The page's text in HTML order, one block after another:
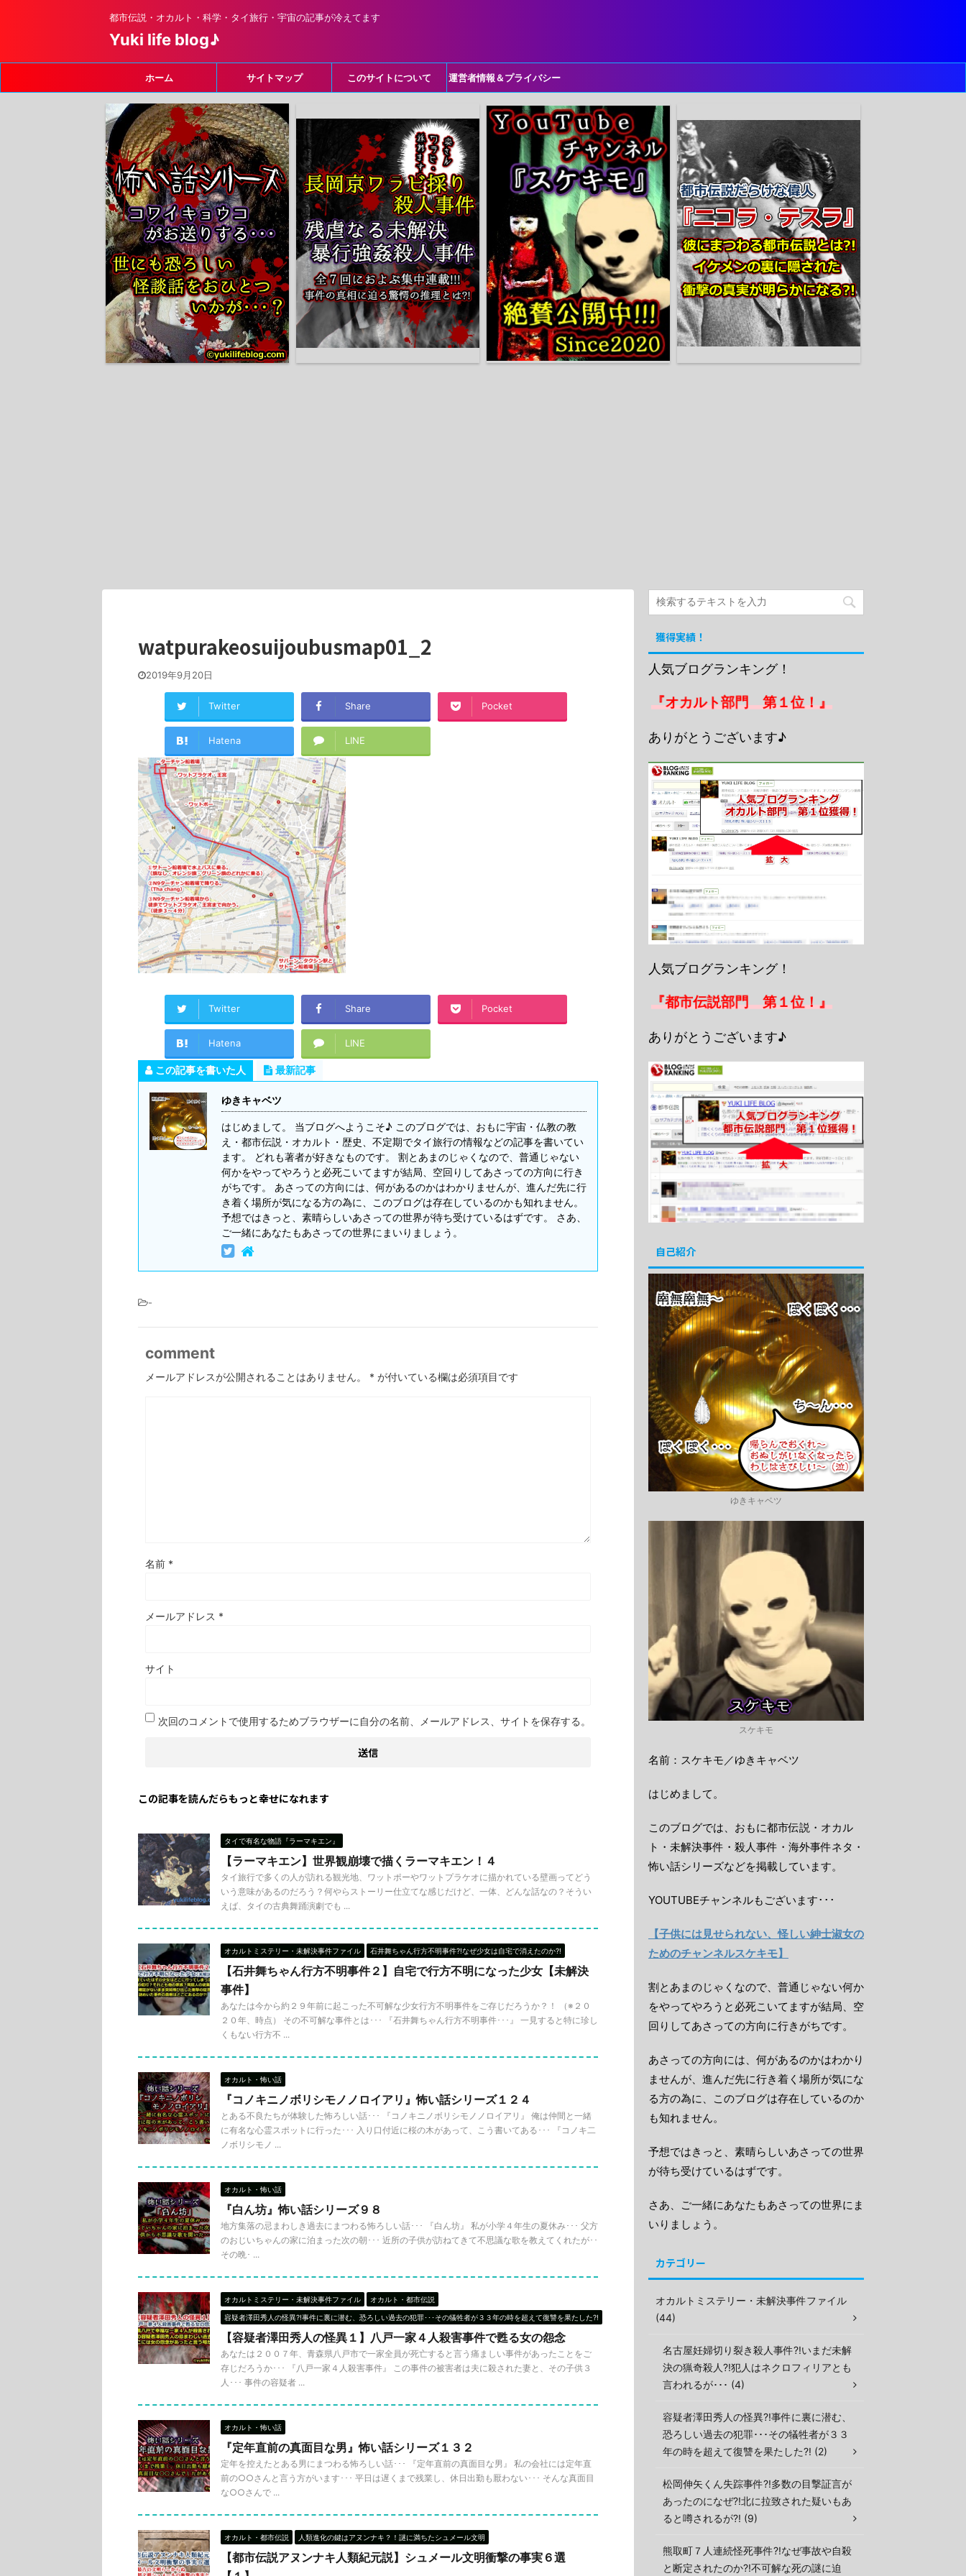
都市伝説・オカルト・科学・タイ旅行・宇宙の記事が冷えてます
Yuki life blog♪
ホーム サイトマップ このサイトについて 運営者情報＆プライバシー
ポリシー
watpurakeosuijoubusmap01_2
2019年9月20日
Twitter Share Pocket
Hatena LINE
Twitter Share Pocket
Hatena LINE
この記事を書いた人 最新記事
ゆきキャベツ
はじめまして。 当ブログへようこそ♪ このブログでは、おもに宇宙・仏教の教
え・都市伝説・オカルト・歴史、不定期でタイ旅行の情報などの記事を書いてい
ます。 どれも著者が好きなものです。 割とあまのじゃくなので、普通じゃない
何かをやってやろうと必死こいてますが結局、空回りしてあさっての方向に行き
がちです。 あさっての方向には、何があるのかはわかりませんが、進んだ先に行
き着く場所が気になる方の為に、このブログは存在しているのかも知れません。
予想ではきっと、素晴らしいあさっての世界が待ち受けているはずです。 さあ、
ご一緒にあなたもあさっての世界にまいりましょう。
-
comment
メールアドレスが公開されることはありません。 * が付いている欄は必須項目です
名前 *
メールアドレス *
サイト
次回のコメントで使用するためブラウザーに自分の名前、メールアドレス、サイトを保存する。
この記事を読んだらもっと幸せになれます
タイで有名な物語『ラーマキエン』
【ラーマキエン】世界観崩壊で描くラーマキエン！４
タイ旅行で多くの人が訪れる観光地、ワットポーやワットプラケオに描かれている壁画ってどう
いう意味があるのだろう？何やらストーリー仕立てな感じだけど、一体、どんな話なの？そうい
えば、タイの古典舞踊演劇でも ...
オカルトミステリー・未解決事件ファイル 石井舞ちゃん行方不明事件?!なぜ少女は自宅で消えたのか?!
【石井舞ちゃん行方不明事件２】自宅で行方不明になった少女【未解決
事件】
あなたは今から約２９年前に起こった不可解な少女行方不明事件をご存じだろうか？！ （※２０
２０年、時点） その不可解な事件とは･･･ 『石井舞ちゃん行方不明事件･･･』 一見すると特に珍し
くもない行方不 ...
オカルト・怖い話
『コノキニノボリシモノノロイアリ』怖い話シリーズ１２４
とある不良たちが体験した怖ろしい話･･･ 『コノキニノボリシモノノロイアリ』 俺は仲間と一緒
に有名な心霊スポットに行った･･･ 入り口付近に桜の木があって、こう書いてある･･･ 『コノキ二
ノボリシモノ ...
オカルト・怖い話
『白ん坊』怖い話シリーズ９８
地方集落の忌まわしき過去にまつわる怖ろしい話･･･ 『白ん坊』 私が小学４年生の夏休み･･･ 父方
のおじいちゃんの家に泊まった次の朝･･･ 近所の子供が訪ねてきて不思議な歌を教えてくれたが･･
その晩･ ...
オカルトミステリー・未解決事件ファイル オカルト・都市伝説
容疑者澤田秀人の怪異?!事件に裏に潜む、恐ろしい過去の犯罪･･･その犠牲者が３３年の時を超えて復讐を果たした?!
【容疑者澤田秀人の怪異１】八戸一家４人殺害事件で甦る女の怨念
あなたは２００７年、青森県八戸市で一家全員が死亡すると言う痛ましい事件があったことをご
存じだろうか･･･ 『八戸一家４人殺害事件』 この事件の被害者は夫に殺された妻と、その子供３
人･･･ 事件の容疑者 ...
オカルト・怖い話
『定年直前の真面目な男』怖い話シリーズ１３２
定年を控えたとある男にまつわる怖ろしい話･･･ 『定年直前の真面目な男』 私の会社には定年直
前の○○さんと言う方がいます･･･ 平日は遅くまで残業し、休日出勤も厭わない･･･ そんな真面目
な○○さんで ...
オカルト・都市伝説 人類進化の鍵はアヌンナキ？！謎に満ちたシュメール文明
【都市伝説アヌンナキ人類紀元説】シュメール文明衝撃の事実６選
獲得実績！
人気ブログランキング！
『オカルト部門 第１位！』
ありがとうございます♪
人気ブログランキング！
『都市伝説部門 第１位！』
ありがとうございます♪
自己紹介
ゆきキャベツ
スケキモ
名前：スケキモ／ゆきキャベツ
はじめまして。
このブログでは、おもに都市伝説・オカル
ト・未解決事件・殺人事件・海外事件ネタ・
怖い話シリーズなどを掲載しています。
YOUTUBEチャンネルもございます･･･
【子供には見せられない、怪しい紳士淑女の
ためのチャンネルスケキモ】
割とあまのじゃくなので、普通じゃない何か
をやってやろうと必死こいてますが結局、空
回りしてあさっての方向に行きがちです。
あさっての方向には、何があるのかはわかり
ませんが、進んだ先に行き着く場所が気にな
る方の為に、このブログは存在しているのか
も知れません。
予想ではきっと、素晴らしいあさっての世界
が待ち受けているはずです。
さあ、ご一緒にあなたもあさっての世界にま
いりましょう。
カテゴリー
オカルトミステリー・未解決事件ファイル
(44)
名古屋妊婦切り裂き殺人事件?!いまだ未解
決の猟奇殺人?!犯人はネクロフィリアとも
言われるが･･･ (4)
容疑者澤田秀人の怪異?!事件に裏に潜む、
恐ろしい過去の犯罪･･･その犠牲者が３３
年の時を超えて復讐を果たした?! (2)
松岡伸矢くん失踪事件?!多数の目撃証言が
あったのになぜ?!北に拉致された疑いもあ
ると噂されるが?! (9)
熊取町７人連続怪死事件?!なぜ事故や自殺
と断定されたのか?!不可解な死の謎に迫